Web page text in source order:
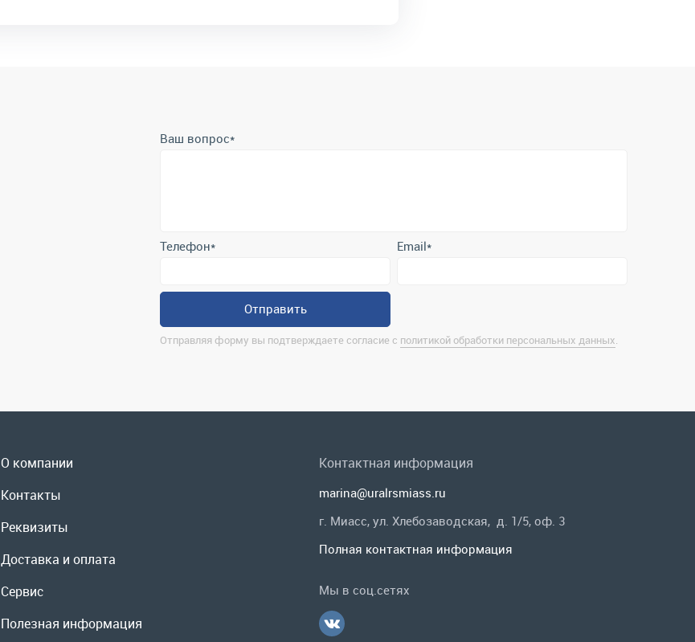
Ваш вопрос*
О компании
Полезная информация
Контактная информация
г. Миасс, ул. Хлебозаводская, д. 1/5, оф. 3
Полная контактная информация